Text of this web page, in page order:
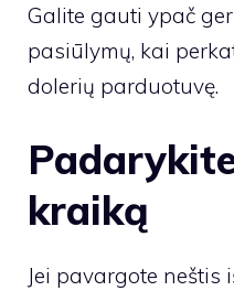
Galite gauti ypač
pasiūlymų, kai
dolerių parduotuvę.
kraiką
Jei pavargote